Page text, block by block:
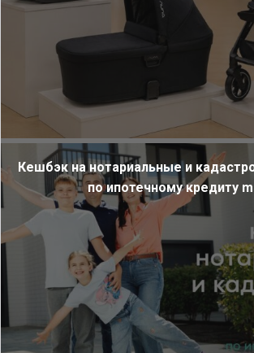
Кешбэк на нотариальные и
по ипотечному кредиту